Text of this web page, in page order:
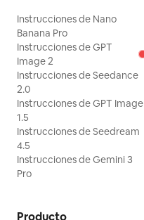
Instrucciones de Nano
Banana Pro
Instrucciones de GPT
Image 2
Instrucciones de Seedance
2.0
Instrucciones de GPT Image
1.5
Instrucciones de Seedream
4.5
Instrucciones de Gemini 3
Pro
Producto